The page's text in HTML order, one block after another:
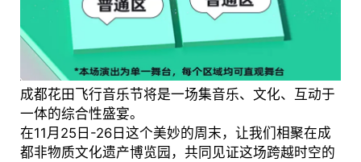
成都花田飞行音乐节将是一场集音乐、文化、互动于
一体的综合性盛宴。
在11月25日-26日这个美妙的周末，让我们相聚在成
都非物质文化遗产博览园，共同见证这场跨越时空的